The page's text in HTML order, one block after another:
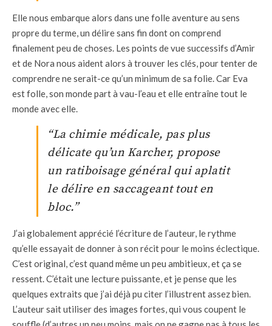
Elle nous embarque alors dans une folle aventure au sens
propre du terme, un délire sans fin dont on comprend
finalement peu de choses. Les points de vue successifs d’Amir
et de Nora nous aident alors à trouver les clés, pour tenter de
comprendre ne serait-ce qu’un minimum de sa folie. Car Eva
est folle, son monde part à vau-l’eau et elle entraîne tout le
monde avec elle.
“La chimie médicale, pas plus
délicate qu’un Karcher, propose
un ratiboisage général qui aplatit
le délire en saccageant tout en
bloc.”
J’ai globalement apprécié l’écriture de l’auteur, le rythme
qu’elle essayait de donner à son récit pour le moins éclectique.
C’est original, c’est quand même un peu ambitieux, et ça se
ressent. C’était une lecture puissante, et je pense que les
quelques extraits que j’ai déjà pu citer l’illustrent assez bien.
L’auteur sait utiliser des images fortes, qui vous coupent le